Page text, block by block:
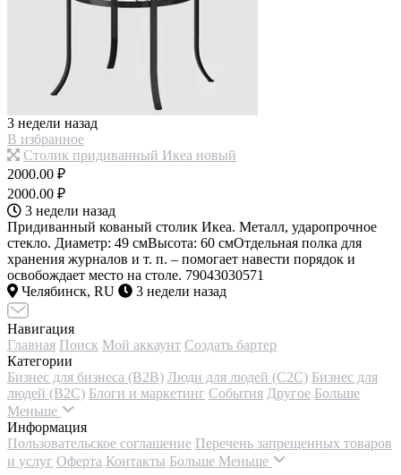
3 недели назад
В избранное
Столик придиванный Икеа новый
2000.00 ₽
2000.00 ₽
3 недели назад
Придиванный кованый столик Икеа. Металл, ударопрочное
стекло. Диаметр: 49 смВысота: 60 смОтдельная полка для
хранения журналов и т. п. – помогает навести порядок и
освобождает место на столе. 79043030571
Челябинск, RU
3 недели назад
Навигация
Главная Поиск Мой аккаунт Создать бартер
Категории
Бизнес для бизнеса (B2B) Люди для людей (С2С) Бизнес для
людей (B2C) Блоги и маркетинг События Другое Больше
Меньше
Информация
Пользовательское соглашение Перечень запрещенных товаров
и услуг Оферта Контакты Больше Меньше